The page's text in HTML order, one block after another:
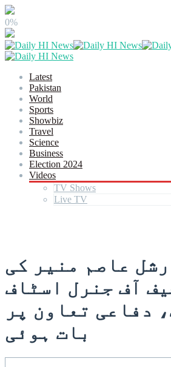
0%
Latest
Pakistan
World
Sports
Showbiz
Travel
Science
Business
Election 2024
Videos
TV Shows
Live TV
عاصم منیر کی
آف جنرل اسٹاف
دفاعی تعاون پر
بات ہوئی